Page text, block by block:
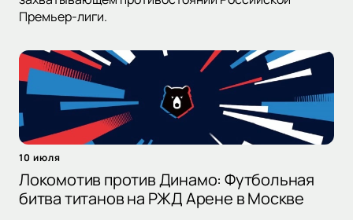
Премьер-лиги.
10 июля
Локомотив против Динамо: Футбольная
битва титанов на РЖД Арене в Москве